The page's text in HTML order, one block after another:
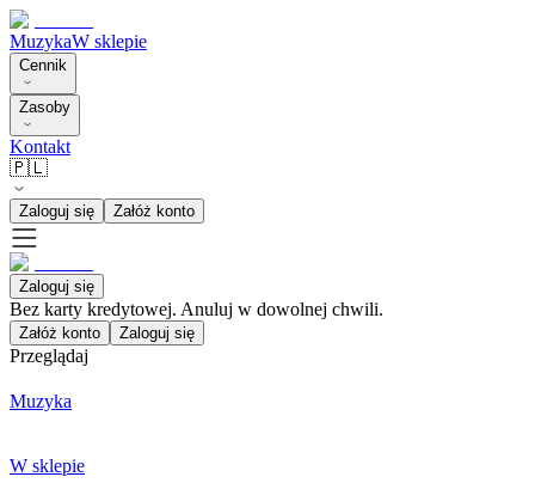
MuzykaW sklepie
Cennik
Zasoby
Kontakt
🇵🇱
Zaloguj się Załóż konto
Zaloguj się
Bez karty kredytowej. Anuluj w dowolnej chwili.
Załóż konto Zaloguj się
Przeglądaj
Muzyka
W sklepie